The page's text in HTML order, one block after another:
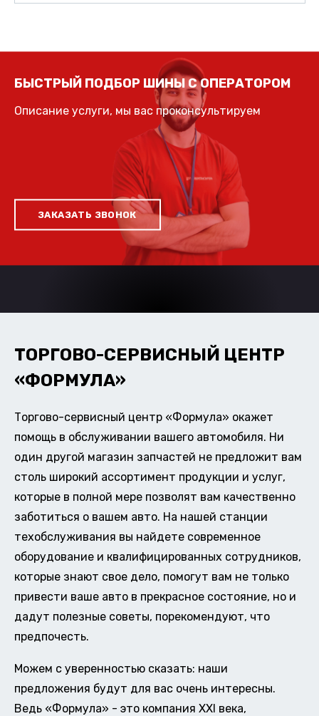
БЫСТРЫЙ ПОДБОР ШИНЫ С ОПЕРАТОРОМ
Описание услуги, мы вас проконсультируем
ЗАКАЗАТЬ ЗВОНОК
ТОРГОВО-СЕРВИСНЫЙ ЦЕНТР
«ФОРМУЛА»
Торгово-сервисный центр «Формула» окажет
помощь в обслуживании вашего автомобиля. Ни
один другой магазин запчастей не предложит вам
столь широкий ассортимент продукции и услуг,
которые в полной мере позволят вам качественно
заботиться о вашем авто. На нашей станции
техобслуживания вы найдете современное
оборудование и квалифицированных сотрудников,
которые знают свое дело, помогут вам не только
привести ваше авто в прекрасное состояние, но и
дадут полезные советы, порекомендуют, что
предпочесть.
Можем с уверенностью сказать: наши
предложения будут для вас очень интересны.
Ведь «Формула» - это компания XXI века,